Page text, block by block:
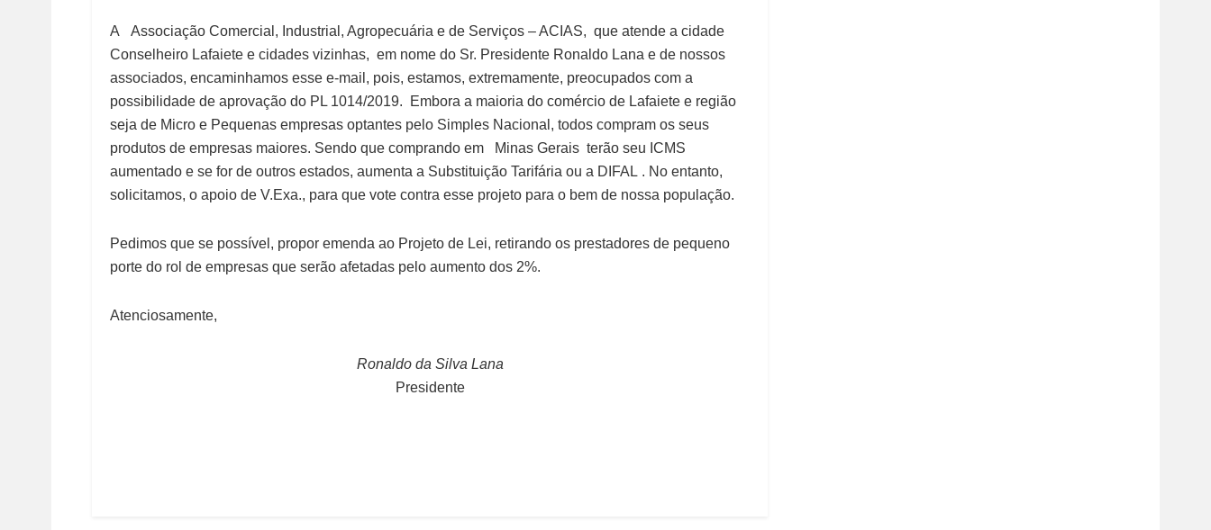
A Associação Comercial, Industrial, Agropecuária e de Serviços – ACIAS, que atende a cidade
Conselheiro Lafaiete e cidades vizinhas, em nome do Sr. Presidente Ronaldo Lana e de nossos
associados, encaminhamos esse e-mail, pois, estamos, extremamente, preocupados com a
possibilidade de aprovação do PL 1014/2019. Embora a maioria do comércio de Lafaiete e região
seja de Micro e Pequenas empresas optantes pelo Simples Nacional, todos compram os seus
produtos de empresas maiores. Sendo que comprando em Minas Gerais terão seu ICMS
aumentado e se for de outros estados, aumenta a Substituição Tarifária ou a DIFAL . No entanto,
solicitamos, o apoio de V.Exa., para que vote contra esse projeto para o bem de nossa população.
Pedimos que se possível, propor emenda ao Projeto de Lei, retirando os prestadores de pequeno
porte do rol de empresas que serão afetadas pelo aumento dos 2%.
Atenciosamente,
Ronaldo da Silva Lana
Presidente